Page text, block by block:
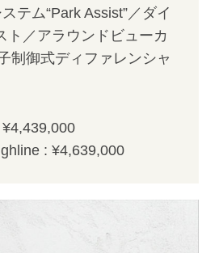
テム“Park Assist”／ダイ
ト／アラウンドビューカ
制御式ディファレンシャ
: ¥4,639,000